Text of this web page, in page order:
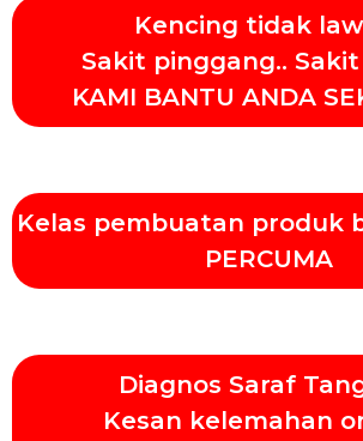
Kencing tidak
Sakit pinggang..
KAMI BANTU ANDA
Kelas pembuatan produk
PERCUMA
Diagnos Saraf
Kesan kelemahan